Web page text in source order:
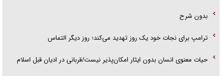
بدون شرح
ترامپ برای نجات خود یک روز تهدید می‌کند؛ روز دیگر التماس
حیات معنوی انسان بدون ایثار امکان‌پذیر نیست/قربانی در ادیان قبل اسلام